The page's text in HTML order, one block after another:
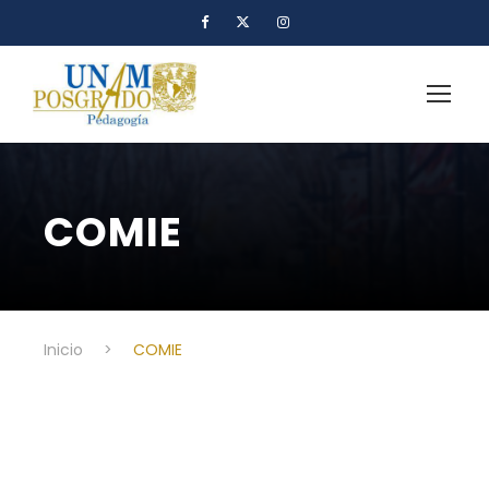
COMIE
Inicio > COMIE